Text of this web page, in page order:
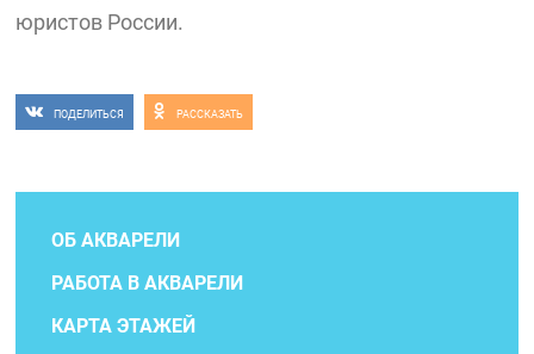
юристов России.
ПОДЕЛИТЬСЯ РАССКАЗАТЬ
ОБ АКВАРЕЛИ
РАБОТА В АКВАРЕЛИ
КАРТА ЭТАЖЕЙ